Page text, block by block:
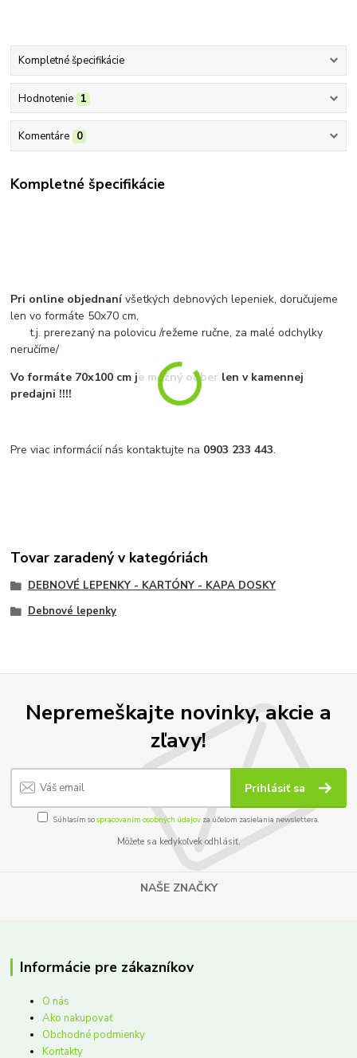
Kompletné špecifikácie
Hodnotenie 1
Komentáre 0
Kompletné špecifikácie
Pri online objednanívšetkých debnových lepeniek, doručujeme
len vo formáte 50x70 cm,
t.j. prerezaný na polovicu /režeme ručne, za malé odchylky
neručíme/
Vo formáte 70x100 cm je možný odber len v kamennej
predajni !!!!
Pre viac informácií nás kontaktujte na 0903 233 443.
Tovar zaradený v kategóriách
DEBNOVÉ LEPENKY - KARTÓNY - KAPA DOSKY
Debnové lepenky
Nepremeškajte novinky, akcie a
zľavy!
Prihlásiť sa
Súhlasím sospracovaním osobných údajov za účelom zasielania newslettera.
Môžete sa kedykoľvek odhlásiť.
NAŠE ZNAČKY
Informácie pre zákazníkov
O nás
Ako nakupovať
Obchodné podmienky
Kontakty